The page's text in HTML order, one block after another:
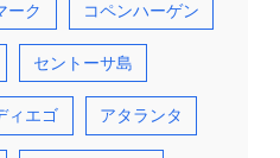
ーク コペンハーゲン
セントーサ島
ィエゴ アタランタ